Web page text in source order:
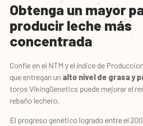
Obtenga un mayor
producir leche más
concentrada
Confíe en el NTM y el índice de
que entregan un alto nivel de grasa y
toros VikingGenetics puede mejorar el
rebaño lechero.
El progreso genético logrado entre el